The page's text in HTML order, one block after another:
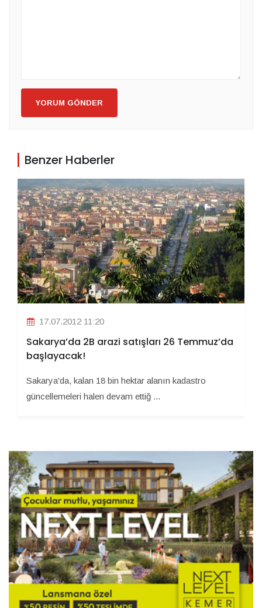
YORUM GÖNDER
Benzer Haberler
17.07.2012 11:20
Sakarya’da 2B arazi satışları 26 Temmuz’da
başlayacak!
Sakarya'da, kalan 18 bin hektar alanın kadastro
güncellemeleri halen devam ettiğ ...